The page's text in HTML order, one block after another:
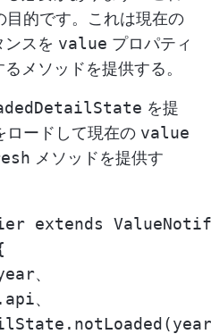
目的です。これは現在の
ンスを value プロパティ
メソッドを提供する。
を提
ロードして現在の value
メソッドを提供す
extends
、
、